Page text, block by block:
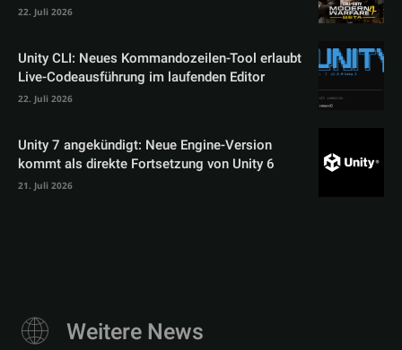
22. Juli 2026
Unity CLI: Neues Kommandozeilen-Tool erlaubt
Live-Codeausführung im laufenden Editor
22. Juli 2026
Unity 7 angekündigt: Neue Engine-Version
kommt als direkte Fortsetzung von Unity 6
21. Juli 2026
Weitere News